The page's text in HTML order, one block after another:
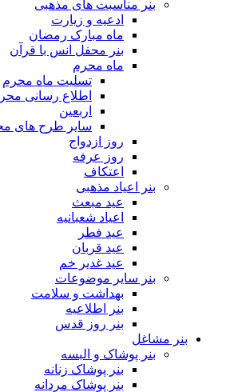
بنر مناسبت های مذهبی
ادعیه و زیارت
ماه مبارک رمضان
بنر محفل انس با قرآن
ماه محرم
تسلیت ماه محرم
اطلاع رسانی
اربعین
سایر طرح های
روز ازدواج
روز عرفه
اعتکاف
بنر اعیاد مذهبی
عید مبعث
اعیاد شعبانیه
عید فطر
عید قربان
عید غدیر خم
بنر سایر موضوعات
بهداشت و سلامت
بنر اطلاعیه
بنر روز قدس
بنر مشاغل
بنر پوشاک و البسه
بنر پوشاک زنانه
بنر پوشاک مردانه